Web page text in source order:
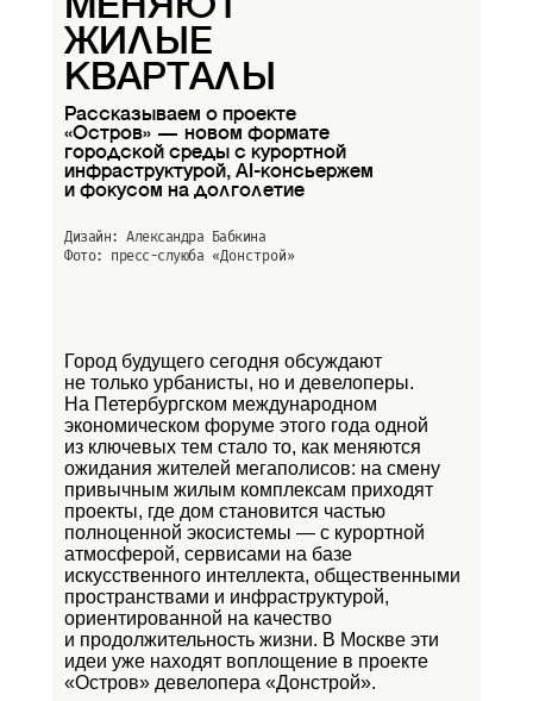
МЕНЯЮТ
ЖИЛЫЕ
КВАРТАЛЫ
Рассказываем о проекте
«Остров» — новом формате
городской среды с курортной
инфраструктурой, AI-консьержем
и фокусом на долголетие
Дизайн: Александра Бабкина
Фото: пресс-слуюба «Донстрой»
Город будущего сегодня обсуждают
не только урбанисты, но и девелоперы.
На Петербургском международном
экономическом форуме этого года одной
из ключевых тем стало то, как меняются
ожидания жителей мегаполисов: на смену
привычным жилым комплексам приходят
проекты, где дом становится частью
полноценной экосистемы — с курортной
атмосферой, сервисами на базе
искусственного интеллекта, общественными
пространствами и инфраструктурой,
ориентированной на качество
и продолжительность жизни. В Москве эти
идеи уже находят воплощение в проекте
«Остров» девелопера «Донстрой».